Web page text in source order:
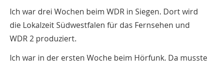
Ich war drei Wochen beim WDR in Siegen. Dort wird
die Lokalzeit Südwestfalen für das Fernsehen und
WDR 2 produziert.
Ich war in der ersten Woche beim Hörfunk. Da musste